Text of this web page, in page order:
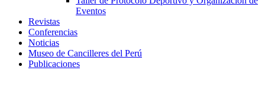
Eventos
Revistas
Conferencias
Noticias
Museo de Cancilleres del Perú
Publicaciones